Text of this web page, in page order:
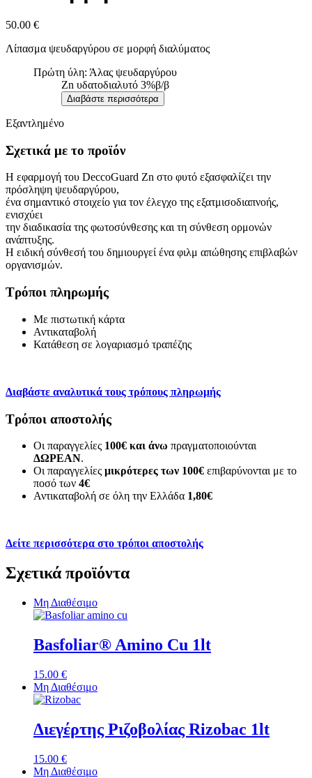
50.00 €
Λίπασμα ψευδαργύρου σε μορφή διαλύματος
Πρώτη ύλη: Άλας ψευδαργύρου
Zn υδατοδιαλυτό 3%β/β
Διαβάστε περισσότερα
Εξαντλημένο
Σχετικά με το προϊόν
Η εφαρμογή του DeccoGuard Zn στο φυτό εξασφαλίζει την
πρόσληψη ψευδαργύρου,
ένα σημαντικό στοιχείο για τον έλεγχο της εξατμισοδιαπνοής,
ενισχύει
την διαδικασία της φωτοσύνθεσης και τη σύνθεση ορμονών
ανάπτυξης.
Η ειδική σύνθεσή του δημιουργεί ένα φιλμ απώθησης επιβλαβών
οργανισμών.
Τρόποι πληρωμής
Με πιστωτική κάρτα
Αντικαταβολή
Κατάθεση σε λογαριασμό τραπέζης
Διαβάστε αναλυτικά τους τρόπους πληρωμής
Τρόποι αποστολής
Οι παραγγελίες 100€ και άνω πραγματοποιούνται
ΔΩΡΕΑΝ.
Οι παραγγελίες μικρότερες των 100€ επιβαρύνονται με το
ποσό των 4€
Αντικαταβολή σε όλη την Ελλάδα 1,80€
Δείτε περισσότερα στο τρόποι αποστολής
Σχετικά προϊόντα
Μη Διαθέσιμο
Basfoliar® Amino Cu 1lt
15.00 €
Μη Διαθέσιμο
Διεγέρτης Ριζοβολίας Rizobac 1lt
15.00 €
Μη Διαθέσιμο